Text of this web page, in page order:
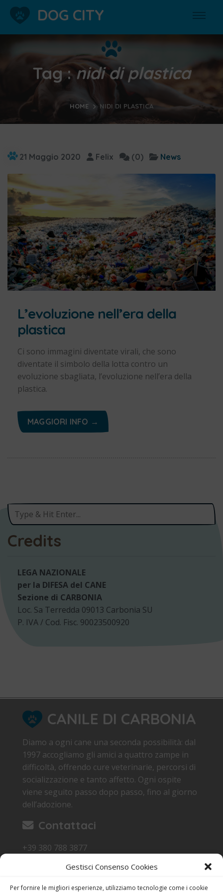
Gestisci Consenso Cookies
Per fornire le migliori esperienze, utilizziamo tecnologie come i cookie
DOG CITY
Tag :nidi di plastica
HOME NIDI DI PLASTICA
21 Maggio 2020 Felix (0) News
L’evoluzione nell’era della
plastica
Ci sono immagini diventate virali, che sono
diventate il simbolo della lotta contro un
evoluzione sbagliata, l’evoluzione nell’era della
plastica.
MAGGIORI INFO →
Credits
LEGA NAZIONALE
per la DIFESA del CANE
Sezione di CARBONIA
Loc. Sa Terredda 09013 Carbonia SU
P. IVA / Cod. Fisc. 90023500920
CANILE DI CARBONIA
Diamo a ogni cane una seconda possibilità: dal
1997 accogliamo gli amici a quattro zampe in
difficoltà, offrendo cure veterinarie, percorsi di
socializzazione e tanto affetto. Ogni ospite
viene seguito passo dopo passo, fino al giorno
dell’adozione.
Contattaci
+39 380 788 3877
Loc. Sa Terredda 09013 Carbonia SU